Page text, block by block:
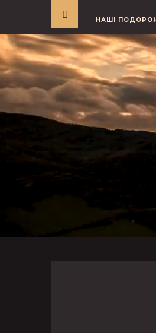
НАШІ